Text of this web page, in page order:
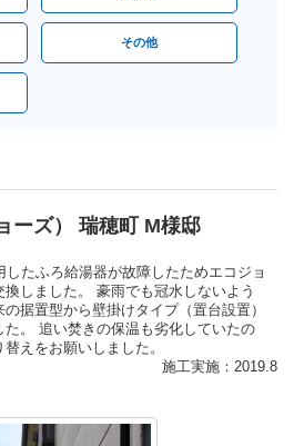
その他
ーズ） 瑞穂町 M様邸
したふろ給湯器が故障したためエコジョ
換しました。 豪雨でも冠水しないよう
の据置型から壁掛けタイプ（置台設置）
た。 追い焚きの保温も劣化していたの
替えをお願いしました。
施工実施：2019.8